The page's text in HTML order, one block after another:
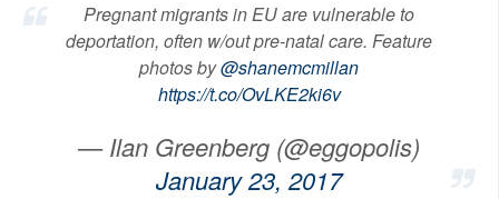
Pregnant migrants in EU are vulnerable to
deportation, often w/out pre-natal care. Feature
photos by@shanemcmillan
https://t.co/OvLKE2ki6v
— Ilan Greenberg (@eggopolis)
January 23, 2017